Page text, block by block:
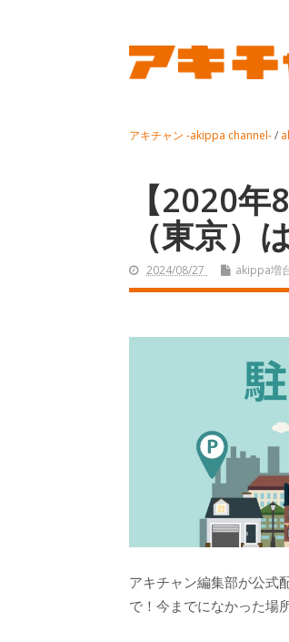
アキチャン -akippa channel-/
【2020
（東京）
2024/08/27 akippa増
アキチャン編集部が公式
で！今までになかった場